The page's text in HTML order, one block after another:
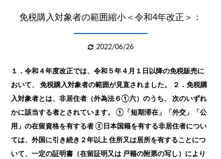
免税購入対象者の範囲縮小＜令和4年改正＞：
2022/06/26
１．令和４年度改正では、令和５年４月１日以降の免税販売に
おいて、 免税購入対象者の範囲が見直されました。 ２．免税購
入対象者とは、非居住者（外為法６①六）のうち、 次のいずれ
かに該当する者とされています。 ①「短期滞在」「外交」「公
用」の在留資格を有する者 ②日本国籍を有する非居住者につい
ては、外国に引き続き２年以上 住所又は居所を有することにつ
いて、一定の証明書（在留証明又は 戸籍の附票の写し）により